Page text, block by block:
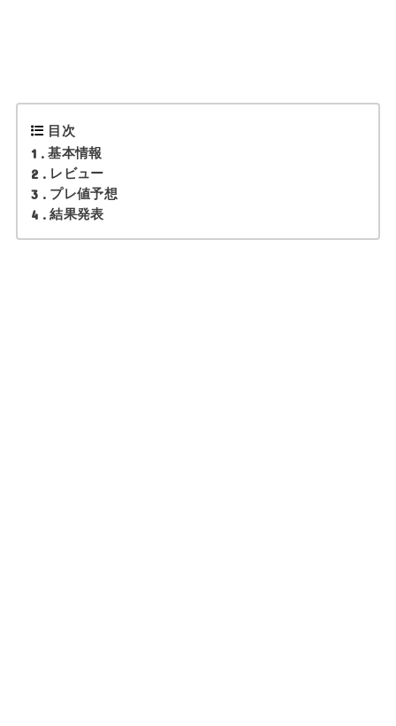
目次
1
基本情報
2 レビュー
3 プレ値予想
4 結果発表